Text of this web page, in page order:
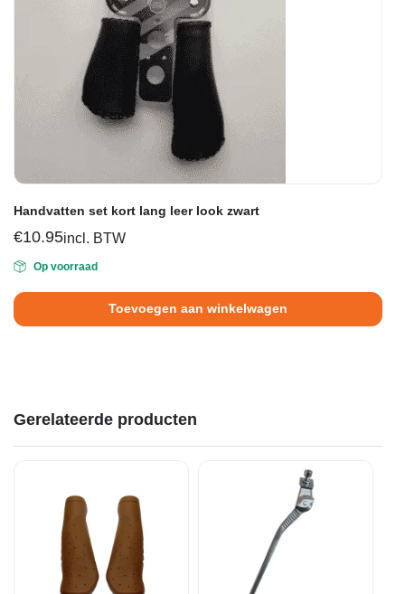
Handvatten set kort lang leer look zwart
€10.95incl. BTW
Op voorraad
Toevoegen aan winkelwagen
Gerelateerde producten